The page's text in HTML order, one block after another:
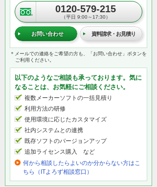
0120-579-215
（平日 9:00～17:30）
お問い合わせ 資料請求・お見積り
＊メールでの連絡をご希望の方も、「お問い合わせ」ボタンを
ご利用ください。
以下のようなご相談も承っております。気に
なることは、お気軽にご相談ください。
複数メーカーソフトの一括見積り
利用方法の研修
使用環境に応じたカスタマイズ
社内システムとの連携
既存ソフトのバージョンアップ
追加ライセンス購入 など
何から相談したらよいのか分からない方はこ
ちら（ITよろず相談窓口）